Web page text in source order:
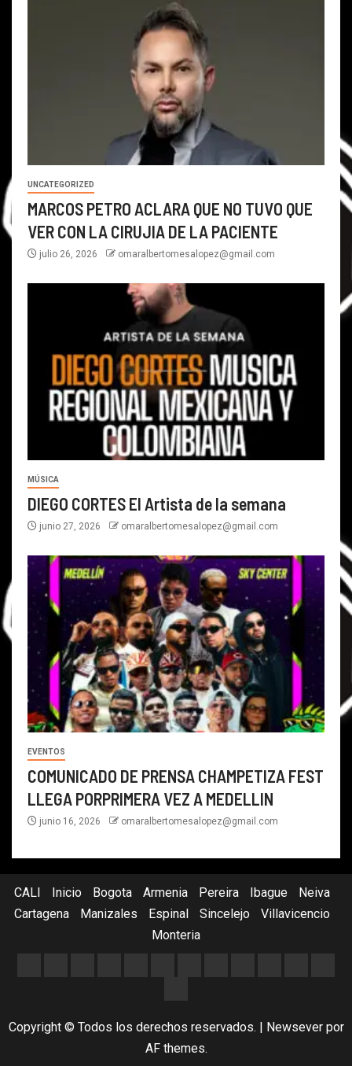
UNCATEGORIZED
MARCOS PETRO ACLARA QUE NO TUVO QUE
VER CON LA CIRUJIA DE LA PACIENTE
julio 26, 2026 omaralbertomesalopez@gmail.com
MÚSICA
DIEGO CORTES El Artista de la semana
junio 27, 2026 omaralbertomesalopez@gmail.com
EVENTOS
COMUNICADO DE PRENSA CHAMPETIZA FEST
LLEGA PORPRIMERA VEZ A MEDELLIN
junio 16, 2026 omaralbertomesalopez@gmail.com
CALI Inicio Bogota Armenia Pereira Ibague
Neiva
Cartagena
Manizales Espinal Sincelejo
Villavicencio
Monteria
Copyright © Todos los derechos reservados. | Newseverpor
AF themes.